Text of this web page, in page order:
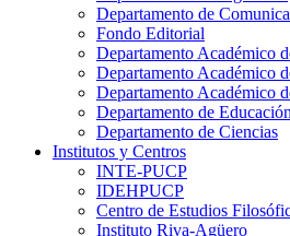
Departamento de
Fondo Editorial
Departamento Académico
Departamento Académico
Departamento Académico
Departamento de Educación
Departamento de Ciencias
Institutos y Centros
INTE-PUCP
IDEHPUCP
Centro de Estudios
Instituto Riva-Agüero